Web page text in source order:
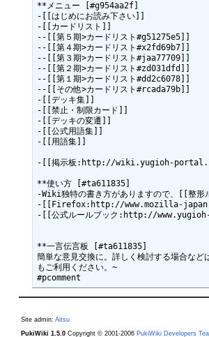
**メニュー [#g954aa2f]
-[[はじめにお読み下さい]]
-[[カードリスト]]
--[[第５期>カードリスト#g51275e5]]
--[[第４期>カードリスト#x2fd69b7]]
--[[第３期>カードリスト#jaa77709]]
--[[第２期>カードリスト#zd031dfd]]
--[[第１期>カードリスト#dd2c6078]]
--[[その他>カードリスト#rcada79b]]
-[[デッキ集]]
-[[禁止・制限カード]]
-[[デッキの変遷]]
-[[公式用語集]]
-[[用語集]]
-[[掲示板:http://wiki.yugioh-
**使い方 [#ta611835]
-Wiki独特の書き方がありますので、[[整形
-[[Firefox:http://www.mozilla-
-[[公式ルールブック:http://
**一言伝言板 [#ta611835]
簡単な意見交換に。詳しく検討する
もご利用ください。~
Site admin: Aitsu
PukiWiki 1.5.0Copyright © 2001-2006 PukiWiki Developers